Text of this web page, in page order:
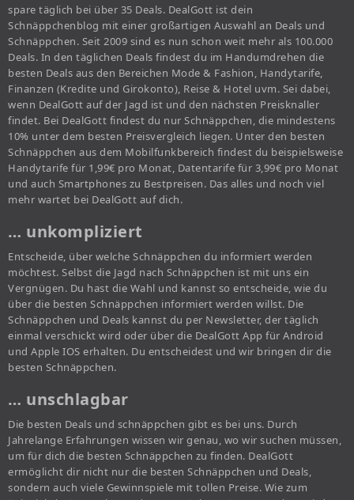
spare täglich bei über 35 Deals. DealGott ist dein
Schnäppchenblog mit einer großartigen Auswahl an Deals und
Schnäppchen. Seit 2009 sind es nun schon weit mehr als 100.000
Deals. In den täglichen Deals findest du im Handumdrehen die
besten Deals aus den Bereichen Mode & Fashion, Handytarife,
Finanzen (Kredite und Girokonto), Reise & Hotel uvm. Sei dabei,
wenn DealGott auf der Jagd ist und den nächsten Preisknaller
findet. Bei DealGott findest du nur Schnäppchen, die mindestens
10% unter dem besten Preisvergleich liegen. Unter den besten
Schnäppchen aus dem Mobilfunkbereich findest du beispielsweise
Handytarife für 1,99€ pro Monat, Datentarife für 3,99€ pro Monat
und auch Smartphones zu Bestpreisen. Das alles und noch viel
mehr wartet bei DealGott auf dich.
… unkompliziert
Entscheide, über welche Schnäppchen du informiert werden
möchtest. Selbst die Jagd nach Schnäppchen ist mit uns ein
Vergnügen. Du hast die Wahl und kannst so entscheide, wie du
über die besten Schnäppchen informiert werden willst. Die
Schnäppchen und Deals kannst du per Newsletter, der täglich
einmal verschickt wird oder über die DealGott App für Android
und Apple IOS erhalten. Du entscheidest und wir bringen dir die
besten Schnäppchen.
… unschlagbar
Die besten Deals und schnäppchen gibt es bei uns. Durch
Jahrelange Erfahrungen wissen wir genau, wo wir suchen müssen,
um für dich die besten Schnäppchen zu finden. DealGott
ermöglicht dir nicht nur die besten Schnäppchen und Deals,
sondern auch viele Gewinnspiele mit tollen Preise. Wie zum